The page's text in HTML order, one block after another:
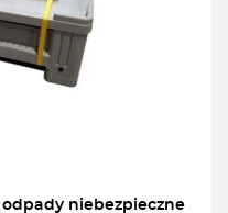
niebezpieczne